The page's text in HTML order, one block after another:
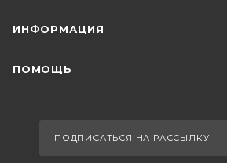
ИНФОРМАЦИЯ
ПОМОЩЬ
ПОДПИСАТЬСЯ НА РАССЫЛКУ